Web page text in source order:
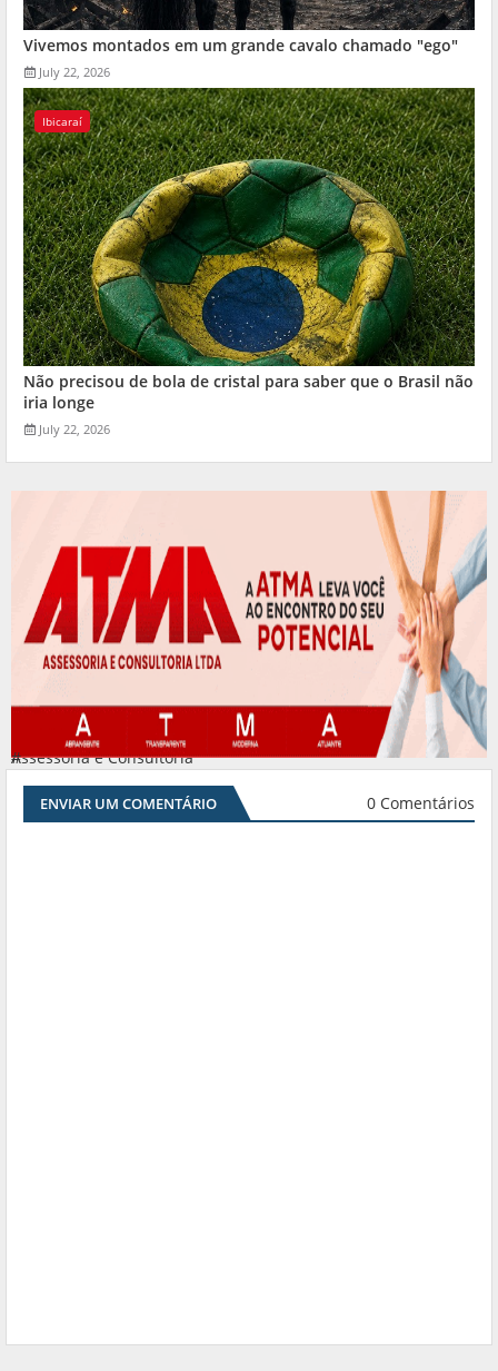
Vivemos montados em um grande cavalo chamado "ego"
July 22, 2026
Ibicaraí
Não precisou de bola de cristal para saber que o Brasil não
iria longe
July 22, 2026
Assessoria e Consultoria
#
ENVIAR UM COMENTÁRIO 0 Comentários